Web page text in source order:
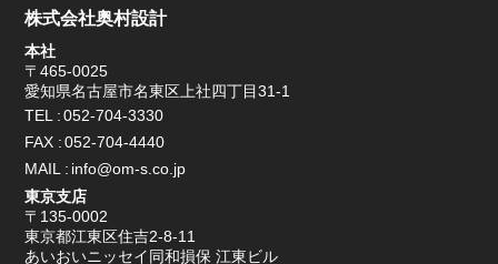
株式会社奥村設計
本社
〒465-0025
愛知県名古屋市名東区上社四丁目31-1
TEL
052-704-3330
FAX
052-704-4440
MAIL
info@om-s.co.jp
東京支店
〒135-0002
東京都江東区住吉2-8-11
あいおいニッセイ同和損保 江東ビル